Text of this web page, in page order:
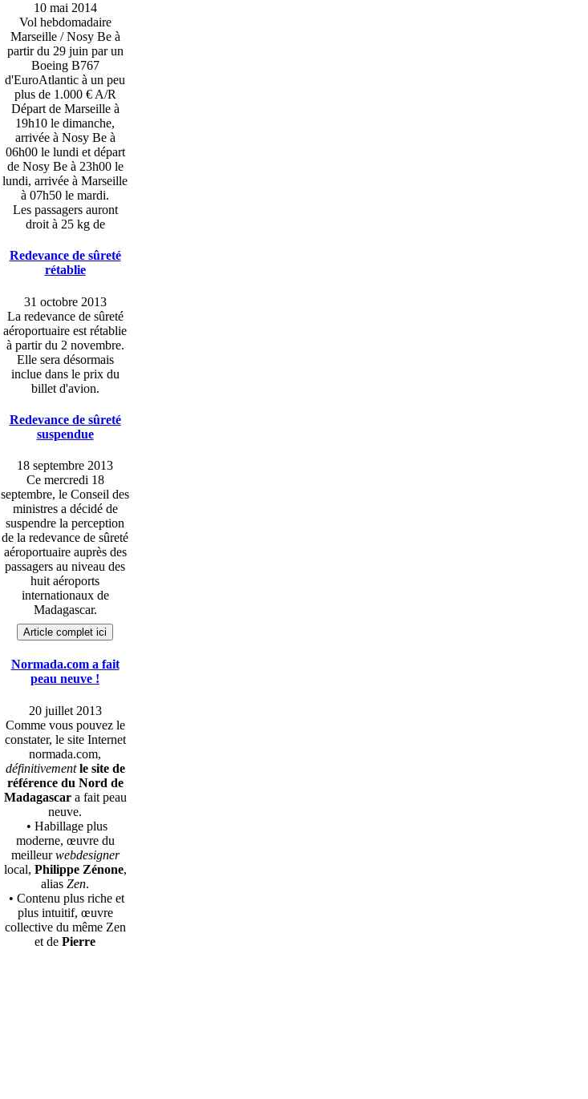
10 mai 2014
Vol hebdomadaire
Marseille / Nosy Be à
partir du 29 juin par un
Boeing B767
d'EuroAtlantic à un peu
plus de 1.000 € A/R
Départ de Marseille à
19h10 le dimanche,
arrivée à Nosy Be à
06h00 le lundi et départ
de Nosy Be à 23h00 le
lundi, arrivée à Marseille
à 07h50 le mardi.
Les passagers auront
droit à 25 kg de
Redevance de sûreté
rétablie
31 octobre 2013
La redevance de sûreté
aéroportuaire est rétablie
à partir du 2 novembre.
Elle sera désormais
inclue dans le prix du
billet d'avion.
Redevance de sûreté
suspendue
18 septembre 2013
Ce mercredi 18
septembre, le Conseil des
ministres a décidé de
suspendre la perception
de la redevance de sûreté
aéroportuaire auprès des
passagers au niveau des
huit aéroports
internationaux de
Madagascar.
Article complet ici
Normada.com a fait
peau neuve !
20 juillet 2013
Comme vous pouvez le
constater, le site Internet
normada.com,
définitivement le site de
référence du Nord de
Madagascara fait peau
neuve.
• Habillage plus
moderne, œuvre du
meilleurwebdesigner
local, Philippe Zénone,
alias Zen.
• Contenu plus riche et
plus intuitif, œuvre
collective du même Zen
et de Pierre